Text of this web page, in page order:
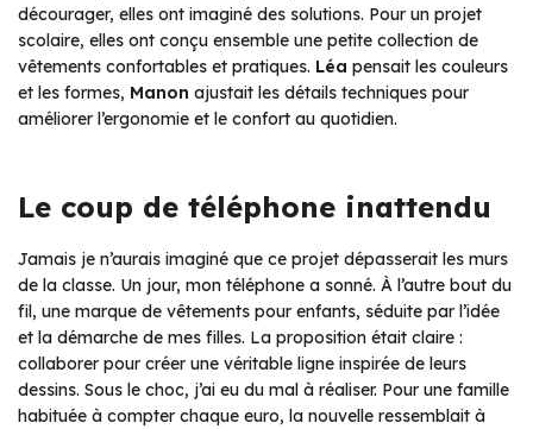
décourager, elles ont imaginé des solutions. Pour un projet
scolaire, elles ont conçu ensemble une petite collection de
vêtements confortables et pratiques. Léa pensait les couleurs
et les formes, Manon ajustait les détails techniques pour
améliorer l’ergonomie et le confort au quotidien.
Le coup de téléphone inattendu
Jamais je n’aurais imaginé que ce projet dépasserait les murs
de la classe. Un jour, mon téléphone a sonné. À l’autre bout du
fil, une marque de vêtements pour enfants, séduite par l’idée
et la démarche de mes filles. La proposition était claire :
collaborer pour créer une véritable ligne inspirée de leurs
dessins. Sous le choc, j’ai eu du mal à réaliser. Pour une famille
habituée à compter chaque euro, la nouvelle ressemblait à